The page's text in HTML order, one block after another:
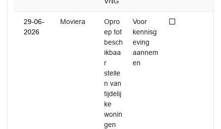
29-06-
2026
Moviera
Opro
ep tot
besch
ikbaa
r
stelle
n van
tijdelij
ke
wonin
gen
Voor
kennisg
eving
aannem
en
Niet afgedaan